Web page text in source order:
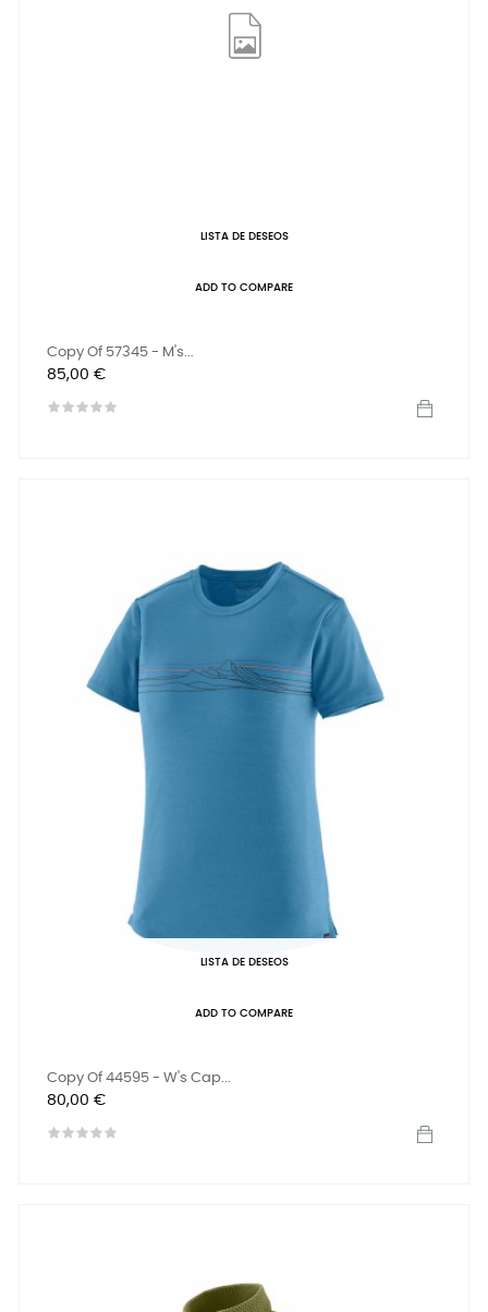
LISTA DE DESEOS
ADD TO COMPARE
Copy Of 57345 - M's...
Precio
85,00 €
LISTA DE DESEOS
ADD TO COMPARE
Copy Of 44595 - W's Cap...
Precio
80,00 €